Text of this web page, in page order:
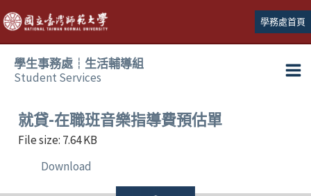
跳
至
主
學務處首頁
學生事務處┆生活輔導組
Student Services
就貸-在職班音樂指導費預估單
File size: 7.64 KB
Download